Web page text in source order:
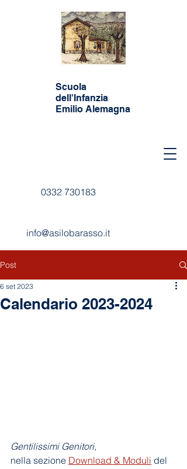
Scuola
dell'Infanzia
Emilio Alemagna
0332 730183
info@asilobarasso.it
Post
Calendario 2023-2024
6 set 2023
Gentilissimi Genitori,
nella sezione Download & Moduli del